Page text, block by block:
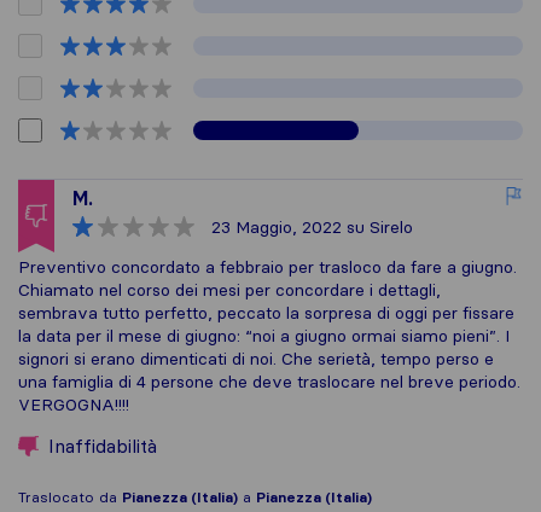
M.
23 Maggio, 2022 su Sirelo
Preventivo concordato a febbraio per trasloco da fare a giugno.
Chiamato nel corso dei mesi per concordare i dettagli,
sembrava tutto perfetto, peccato la sorpresa di oggi per fissare
la data per il mese di giugno: “noi a giugno ormai siamo pieni”. I
signori si erano dimenticati di noi. Che serietà, tempo perso e
una famiglia di 4 persone che deve traslocare nel breve periodo.
VERGOGNA!!!!
Inaffidabilità
Traslocato da Pianezza (Italia) a Pianezza (Italia)